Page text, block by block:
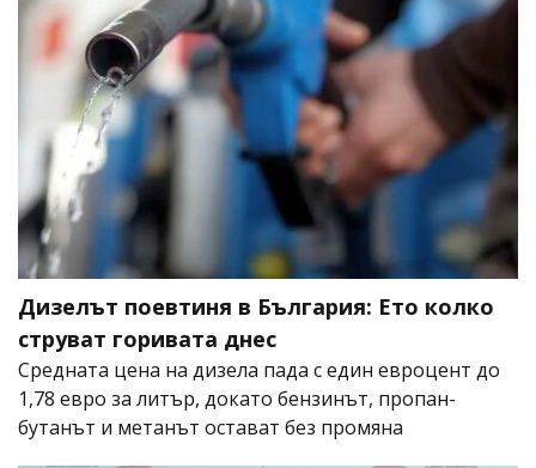
Дизелът поевтиня в България: Ето колко
струват горивата днес
Средната цена на дизела пада с един евроцент до
1,78 евро за литър, докато бензинът, пропан-
бутанът и метанът остават без промяна